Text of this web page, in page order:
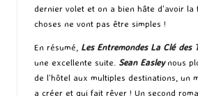
dernier volet et on a bien hâte d’avoir la
choses ne vont pas être simples !
En résumé, Les Entremondes La Clé des
une excellente suite. Sean Easleynous
de l’hôtel aux multiples destinations, un
a créer et qui fait rêver ! Un second